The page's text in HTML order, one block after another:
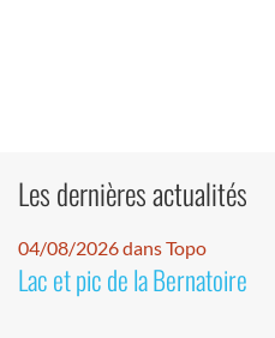
Les dernières actualités
04/08/2026 dans Topo
Lac et pic de la Bernatoire